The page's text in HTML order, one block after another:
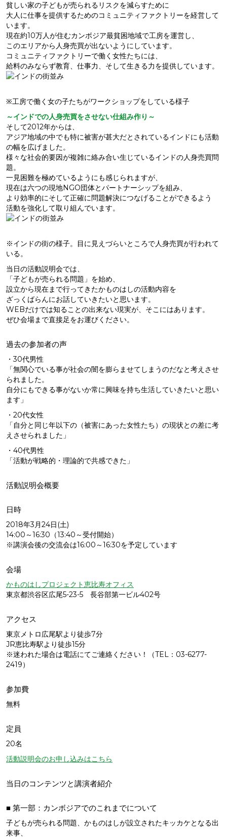
貧しい家の子どもが売られるリスクを減らすために
大人に仕事を提供するためのコミュニティファクトリーを経営して
います。
現在約10万人が住むカンボジア最貧困地域で工房を運営し、
このエリアから人身売買が出ないようにしています。
コミュニティファクトリーで働く女性たちには、
給料のみならず教育、仕事力、そして生きる力を提供しています。
※工房で働く女の子たちがワークショップをしている様子
～インドでの人身売買をさせない仕組み作り～
そして2012年からは、
アジア地域の中でも特に被害が甚大だとされているインドにも活動
の幅を広げました。
様々な社会的要因が複雑に絡み合い生じているインドの人身売買問
題。
一見困難を極めているようにも感じられますが、
現在は六つの現地NGO団体とパートナーシップを組み、
より効率的にそして正確に問題解決につなげることができるよう
活動を強化して取り組んでいます。
※インドの街の様子。目に見えづらいところで人身売買が行われて
いる。
当日の活動説明会では、
「子どもが売られる問題」を始め、
設立から現在まで行ってきたかものはしの活動内容を
ざっくばらんにお話していきたいと思います。
WEBだけでは知ることの出来ない現実が、そこにはあります。
ぜひ会場まで直接足をお運びください。
過去の参加者の声
・30代男性
「無関心でいる事が社会の闇を膨らませてしまうのだなと考えさせ
られました。
自分にもできる事がないか常に興味を持ち生活していきたいと思い
ます」
・20代女性
「自分と同じ年以下の（被害にあった女性たち）の現状との差に考
えさせられました」
・40代男性
「活動が戦略的・理論的で共感できた」
活動説明会概要
日時
2018年3月24日(土)
14:00～16:30（13:40～受付開始）
※講演会後の交流会は16:00～16:30を予定しています
会場
かものはしプロジェクト恵比寿オフィス
東京都渋谷区広尾5-23-5 長谷部第一ビル402号
アクセス
東京メトロ広尾駅より徒歩7分
JR恵比寿駅より徒歩15分
※迷われた場合は電話にてご連絡ください！（TEL：03-6277-
2419）
参加費
無料
定員
20名
活動説明会のお申し込みはこちら
当日のコンテンツと講演者紹介
■ 第一部：カンボジアでのこれまでについて
子どもが売られる問題、かものはしが設立されたキッカケとなる出
来事、